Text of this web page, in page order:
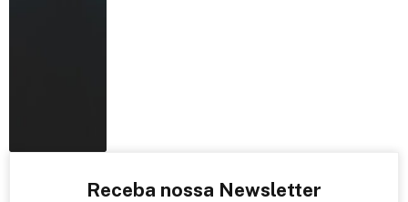
Receba nossa Newsletter